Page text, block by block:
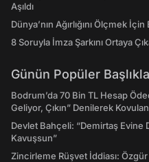
Aşıldı
Dünya’nın Ağırlığını Ölçmek
8 Soruyla İmza Şarkını Ortaya
Günün Popüler
Bodrum’da 70 Bin TL Hesap
Geliyor, Çıkın” Denilerek
Devlet Bahçeli: “Demirtaş Evine
Kavuşsun”
Zincirleme Rüşvet İddiası: Özgür